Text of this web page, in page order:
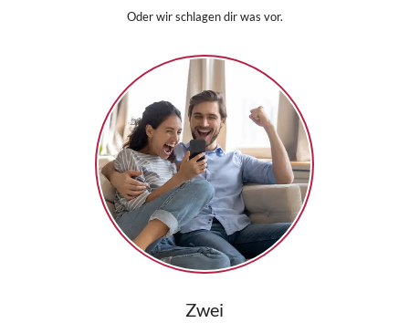
Oder wir schlagen dir was vor.
Zwei